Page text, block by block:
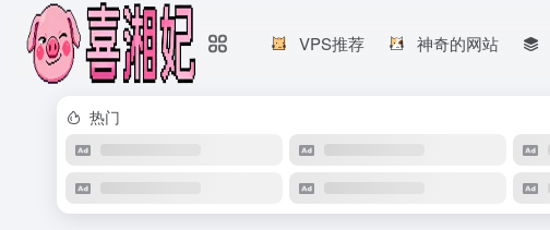
VPS推荐 神奇的网站
热门